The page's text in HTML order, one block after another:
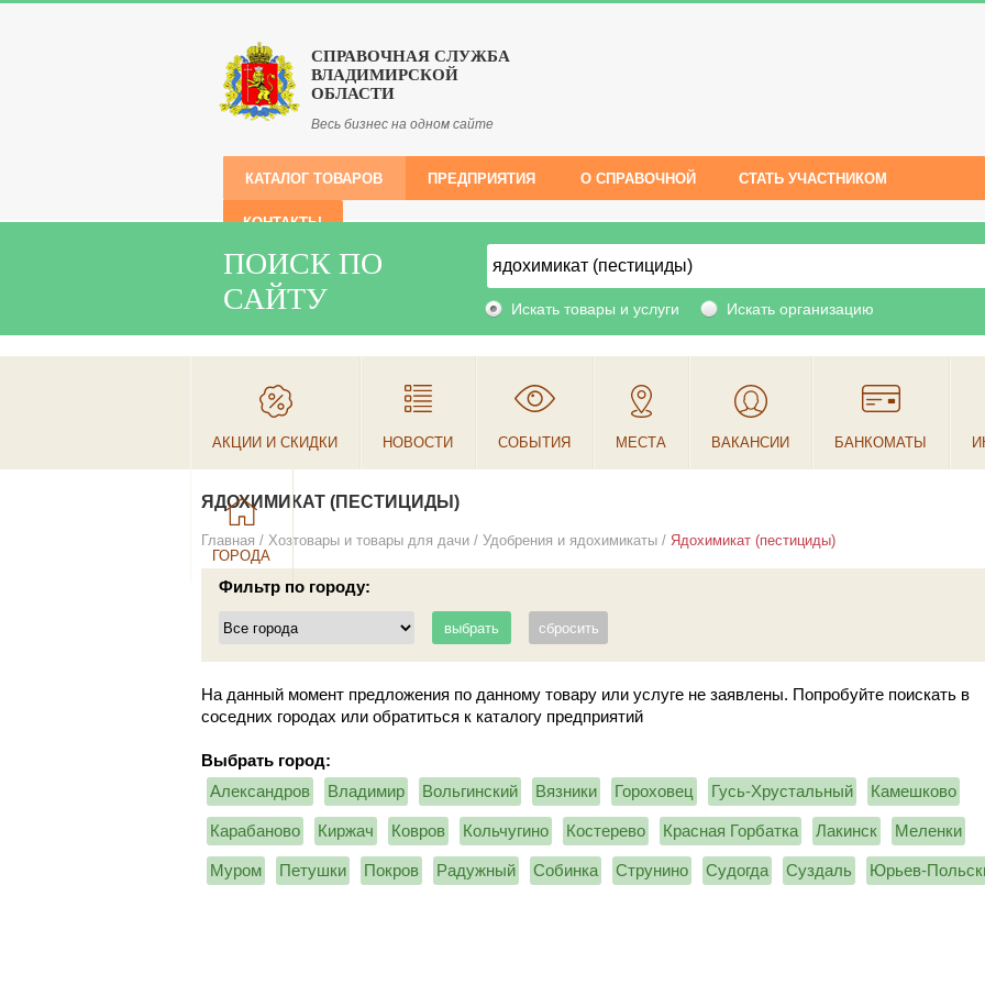
СПРАВОЧНАЯ СЛУЖБА
ВЛАДИМИРСКОЙ
ОБЛАСТИ
Весь бизнес на одном сайте
КАТАЛОГ ТОВАРОВ ПРЕДПРИЯТИЯ О СПРАВОЧНОЙ СТАТЬ УЧАСТНИКОМ
КОНТАКТЫ
ПОИСК ПО
САЙТУ
Искать товары и услуги Искать организацию
АКЦИИ И СКИДКИ НОВОСТИ СОБЫТИЯ МЕСТА ВАКАНСИИ БАНКОМАТЫ
ГОРОДА
ЯДОХИМИКАТ (ПЕСТИЦИДЫ)
Главная / Хозтовары и товары для дачи / Удобрения и ядохимикаты / Ядохимикат (пестициды)
Фильтр по городу:
На данный момент предложения по данному товару или услуге не заявлены. Попробуйте поискать в
соседних городах или обратиться к каталогу предприятий
Выбрать город:
Александров
Владимир Вольгинский Вязники Гороховец Гусь-Хрустальный Камешково
Карабаново Киржач Ковров Кольчугино Костерево Красная Горбатка Лакинск Меленки
Муром Петушки Покров Радужный Собинка Струнино Судогда Суздаль Юрьев-